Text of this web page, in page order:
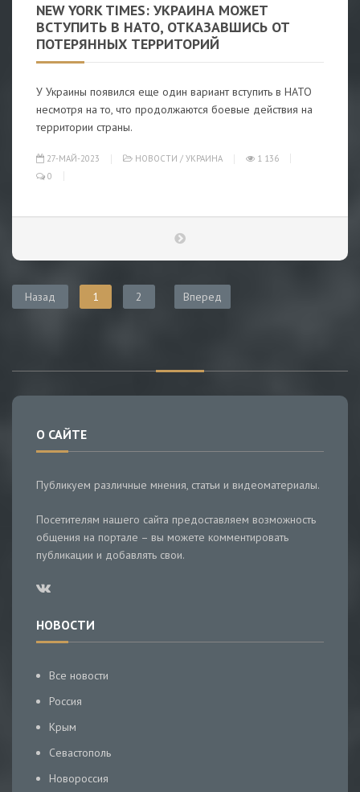
NEW YORK TIMES: УКРАИНА МОЖЕТ
ВСТУПИТЬ В НАТО, ОТКАЗАВШИСЬ ОТ
ПОТЕРЯННЫХ ТЕРРИТОРИЙ
У Украины появился еще один вариант вступить в НАТО
несмотря на то, что продолжаются боевые действия на
территории страны.
27-МАЙ-2023 НОВОСТИ / УКРАИНА
1 136
0
Назад 1 2 Вперед
О САЙТЕ
Публикуем различные мнения, статьи и видеоматериалы.
Посетителям нашего сайта предоставляем возможность
общения на портале – вы можете комментировать
публикации и добавлять свои.
НОВОСТИ
Все новости
Россия
Крым
Севастополь
Новороссия